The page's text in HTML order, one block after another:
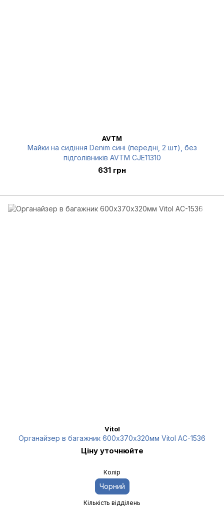
AVTM
Майки на сидіння Denim сині (передні, 2 шт), без
підголівників AVTM CJE11310
631 грн
Vitol
Органайзер в багажник 600х370х320мм Vitol AC-1536
Ціну уточнюйте
Колір
Чорний
Кількість відділень